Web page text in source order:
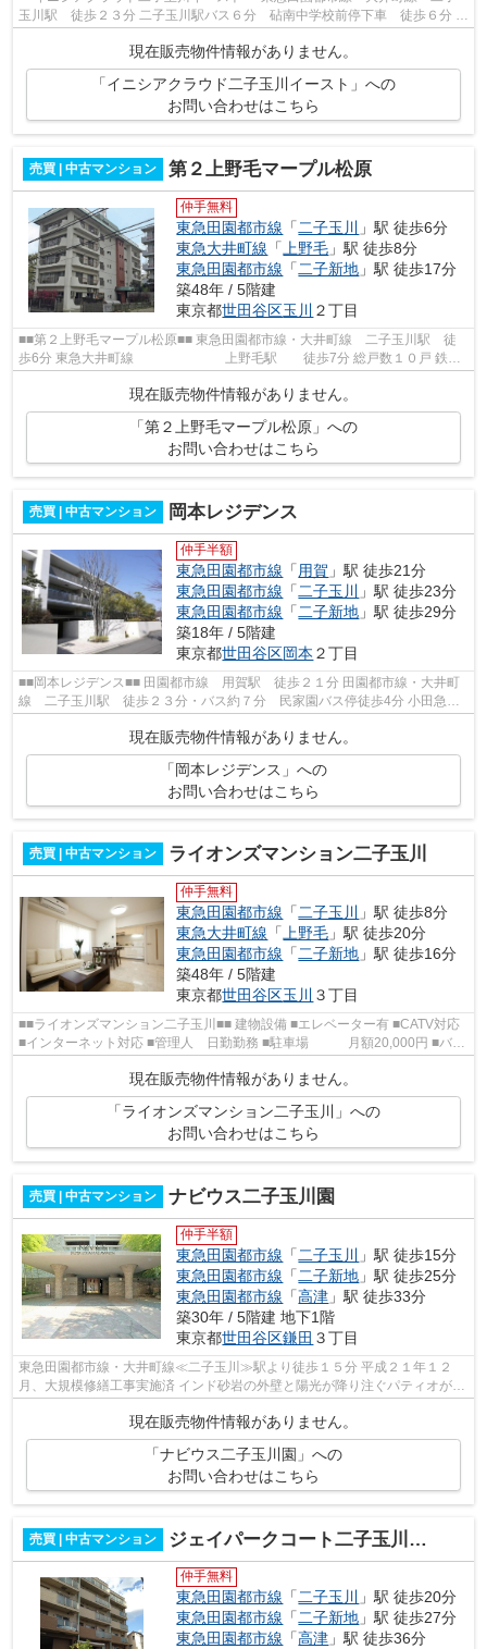
玉川駅 徒歩２３分 二子玉川駅バス６分 砧南中学校前停下車 徒歩６分 総
現在販売物件情報がありません。
「イニシアクラウド二子玉川イースト」への
お問い合わせはこちら
売買 | 中古マンション 第２上野毛マープル松原
仲手無料
東急田園都市線 「 二子玉川
」駅 徒歩6分
東急大井町線 「 上野毛 」駅 徒歩8分
東急田園都市線 「 二子新地 」駅 徒歩17分
築48年 / 5階建
東京都世田谷区玉川 ２丁目
■■第２上野毛マープル松原■■ 東急田園都市線・大井町線 二子玉川駅 徒
歩6分 東急大井町線 上野毛駅 徒歩7分 総戸数１０戸 鉄筋
現在販売物件情報がありません。
「第２上野毛マープル松原」への
お問い合わせはこちら
売買 | 中古マンション 岡本レジデンス
仲手半額
東急田園都市線 「 用賀 」駅 徒歩21分
東急田園都市線 「 二子玉川
」駅 徒歩23分
東急田園都市線 「 二子新地 」駅 徒歩29分
築18年 / 5階建
東京都世田谷区岡本 ２丁目
■■岡本レジデンス■■ 田園都市線 用賀駅 徒歩２１分 田園都市線・大井町
線 二子玉川駅 徒歩２３分・バス約７分 民家園バス停徒歩4分 小田急
線 成城学園前駅 バス１２分 岡本３...
現在販売物件情報がありません。
「岡本レジデンス」への
お問い合わせはこちら
売買 | 中古マンション ライオンズマンション二子玉川
仲手無料
東急田園都市線 「二子玉川
」駅 徒歩8分
東急大井町線 「上野毛 」駅 徒歩20分
東急田園都市線 「二子新地 」駅 徒歩16分
築48年 / 5階建
東京都世田谷区玉川 ３丁目
■■ライオンズマンション二子玉川■■ 建物設備 ■エレベーター有 ■CATV対応
■インターネット対応 ■管理人 日勤勤務 ■駐車場 月額20,000円 ■バイ
現在販売物件情報がありません。
「ライオンズマンション二子玉川」への
お問い合わせはこちら
売買 | 中古マンション ナビウス二子玉川園
仲手半額
東急田園都市線 「 二子玉川
」駅 徒歩15分
東急田園都市線 「 二子新地 」駅 徒歩25分
東急田園都市線 「高津 」駅 徒歩33分
築30年 / 5階建 地下1階
東京都世田谷区鎌田 ３丁目
東急田園都市線・大井町線≪二子玉川≫駅より徒歩１５分 平成２１年１２
月、大規模修繕工事実施済 インド砂岩の外壁と陽光が降り注ぐパティオが織
りなす空間 平成８年７月完成 エン...
現在販売物件情報がありません。
「ナビウス二子玉川園」への
お問い合わせはこちら
売買 | 中古マンション ジェイパークコート二子玉川プルミエ
仲手無料
東急田園都市線 「二子玉川
」駅 徒歩20分
東急田園都市線 「二子新地 」駅 徒歩27分
東急田園都市線 「高津 」駅 徒歩36分